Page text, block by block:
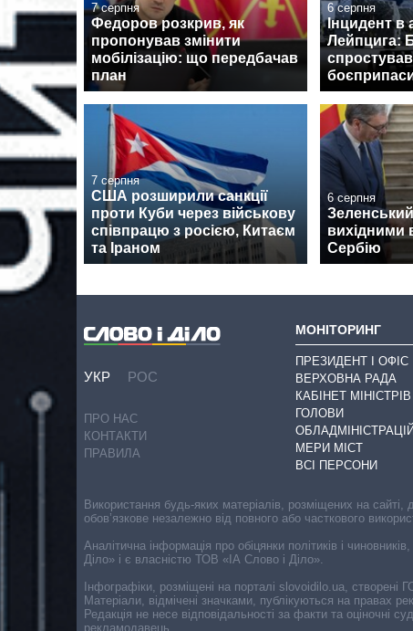
7 серпня
Федоров розкрив, як
пропонував змінити
мобілізацію: що передбачав
план
6 серпня
Інцидент в
Лейпцига:
7 серпня
США розширили санкції
проти Куби через військову
співпрацю з росією, Китаєм
та Іраном
6 серпня
вихідними
Сербію
УКР РОС
ПРО НАС
КОНТАКТИ
ПРАВИЛА
МОНІТОРИНГ
ПРЕЗИДЕНТ І ОФІС
ВЕРХОВНА РАДА
КАБІНЕТ МІНІСТРІВ
ГОЛОВИ
ОБЛАДМІНІСТРАЦІЙ
МЕРИ МІСТ
ВСІ ПЕРСОНИ
Використання будь-яких матеріалів, розміщених на
обов’язкове незалежно від повного або часткового
Аналітична інформація про обіцянки політиків і
Діло» і є власністю ТОВ «ІА Слово і Діло».
Інфографіки, розміщені на порталі slovoidilo.ua,
Матеріали, відмічені значками, публікуються на правах
Редакція не несе відповідальності за факти та оціночні
рекламодавець.